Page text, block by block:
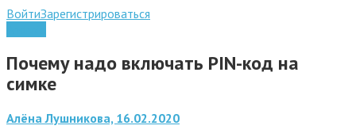
ВойтиЗарегистрироваться
Почему надо включать PIN-код на
симке
Алёна Лушникова, 16.02.2020